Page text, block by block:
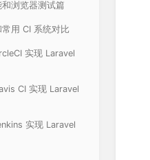
和浏览器测试篇
用 CI 系统对比
实现 Laravel
CI 实现 Laravel
实现 Laravel